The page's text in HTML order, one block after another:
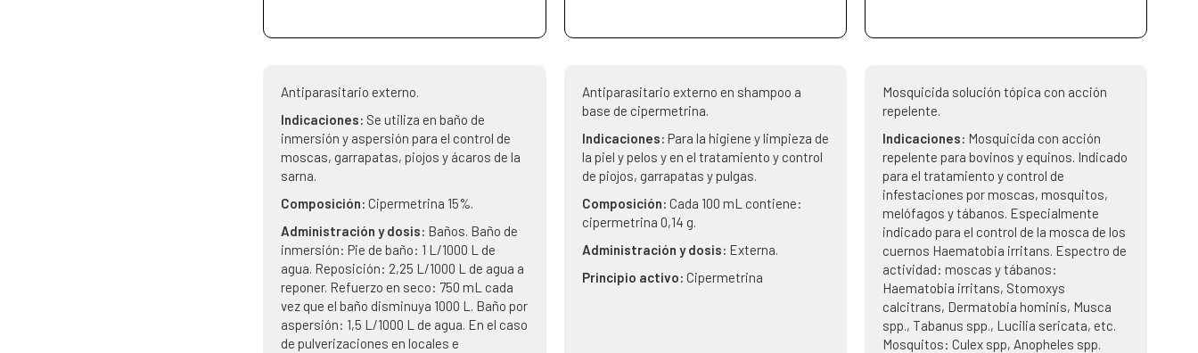
Antiparasitario externo.
Indicaciones: Se utiliza en baño de
inmersión y aspersión para el control de
moscas, garrapatas, piojos y ácaros de la
sarna.
Composición:Cipermetrina 15%.
Administración y dosis: Baños. Baño de
inmersión: Pie de baño: 1 L/1000 L de
agua. Reposición: 2,25 L/1000 L de agua a
reponer. Refuerzo en seco: 750 mL cada
vez que el baño disminuya 1000 L. Baño por
aspersión: 1,5 L/1000 L de agua. En el caso
de pulverizaciones en locales e
Antiparasitario externo en shampoo a
base de cipermetrina.
Indicaciones: Para la higiene y limpieza de
la piel y pelos y en el tratamiento y control
de piojos, garrapatas y pulgas.
Composición: Cada 100 mL contiene:
cipermetrina 0,14 g.
Administración y dosis: Externa.
Principio activo: Cipermetrina
Mosquicida solución tópica con acción
repelente.
Indicaciones: Mosquicida con acción
repelente para bovinos y equinos. Indicado
para el tratamiento y control de
infestaciones por moscas, mosquitos,
melófagos y tábanos. Especialmente
indicado para el control de la mosca de los
cuernos Haematobia irritans. Espectro de
actividad: moscas y tábanos:
Haematobia irritans, Stomoxys
calcitrans, Dermatobia hominis, Musca
spp., Tabanus spp., Lucilia sericata, etc.
Mosquitos: Culex spp, Anopheles spp.